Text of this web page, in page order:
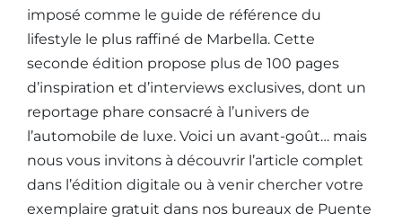
imposé comme le guide de référence du
lifestyle le plus raffiné de Marbella. Cette
seconde édition propose plus de 100 pages
d’inspiration et d’interviews exclusives, dont un
reportage phare consacré à l’univers de
l’automobile de luxe. Voici un avant-goût… mais
nous vous invitons à découvrir l’article complet
dans l’édition digitale ou à venir chercher votre
exemplaire gratuit dans nos bureaux de Puente